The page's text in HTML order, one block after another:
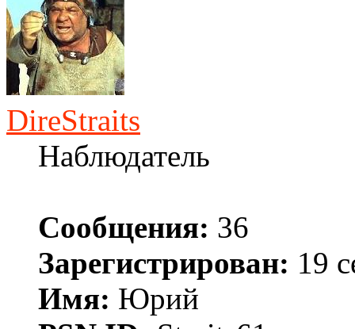
DireStraits
Наблюдатель
Сообщения: 36
Зарегистрирован: 19
Имя: Юрий